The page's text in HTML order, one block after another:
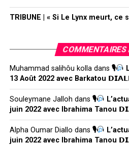
TRIBUNE | « Si Le Lynx meurt,
COMMENTAIRES
Muhammad salihôu kolladans 🎙
13 Août 2022 avec Barkatou
Souleymane Jalloh dans 🎙
juin 2022 avec Ibrahima Tanou
Alpha Oumar Diallo dans 🎙
juin 2022 avec Ibrahima Tanou